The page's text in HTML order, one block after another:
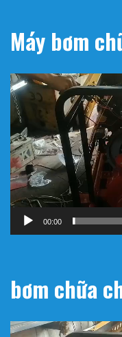
Máy bơm
Trình
chơi
Video
00:00
bơm chữa
Trình